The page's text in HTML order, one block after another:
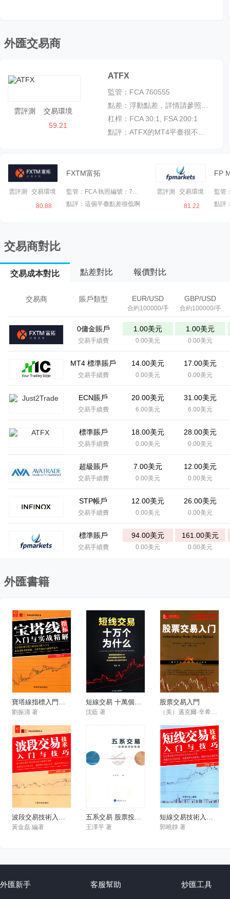
外匯交易商
雲評測
交易環境
59.21
ATFX
監管： FCA 760555
點差： 浮動點差，詳情請參照點差表
杠桿： FCA 30:1, FSA 200:1
點評： ATFX的MT4平臺很不錯，報價即時，掛單交易也很方便、無滑點。而且入金僅100美元，會一直在他們平臺交易。
雲評測
交易環境
80.88
FXTM富拓
監管： FCA 執照編號：777911;CYSEC 185/12; IFSC/60/345/TS/16
點評： 這個平臺點差很低啊
雲評測
交易環境
81.22
FP
監管
點評
交易商對比
交易成本對比 點差對比 報價對比
交易商 賬戶類型
0傭金賬戶
交易手續費
MT4 標準賬戶
交易手續費
ECN賬戶
交易手續費
標準賬戶
交易手續費
超級賬戶
交易手續費
STP帳戶
交易手續費
標準賬戶
交易手續費
EUR/USD
合約100000/手
GBP/USD
合約100000/手
1.00美元
0.00美元
1.00美元
0.00美元
14.00美元
0.00美元
17.00美元
0.00美元
20.00美元
6.00美元
31.00美元
6.00美元
18.00美元
0.00美元
28.00美元
0.00美元
7.00美元
0.00美元
12.00美元
0.00美元
12.00美元
0.00美元
26.00美元
0.00美元
94.00美元
0.00美元
161.00美元
0.00美元
外匯書籍
寶塔線指標入門與實戰精解
劉振清 著
短線交易 十萬個為什么
沈藍 著
股票交易入門
（美）邁克爾·辛希爾 著；劉夢茵，陸曉吟 譯
波段交易技術入門與技巧
黃金磊 編著
五系交易 股票投資新思路
王澤平 著
短線交易技術入門與技巧
郭曉靜 著
外匯新手 客服幫助 炒匯工具